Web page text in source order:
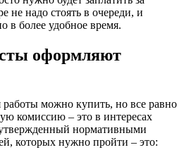
не надо стоять в очереди, и
в более удобное время.
оформляют
работы можно купить, но все равно
комиссию – это в интересах
нормативными
которых нужно пройти – это: